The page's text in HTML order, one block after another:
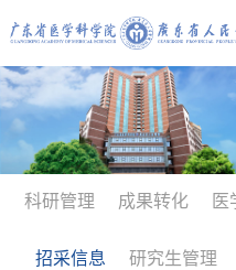
科研管理 成果转化 医
招采信息 研究生管理